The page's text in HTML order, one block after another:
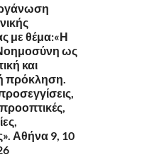
με θέμα:«Η
ως
και
πρόκληση.
Αθήνα 9, 10